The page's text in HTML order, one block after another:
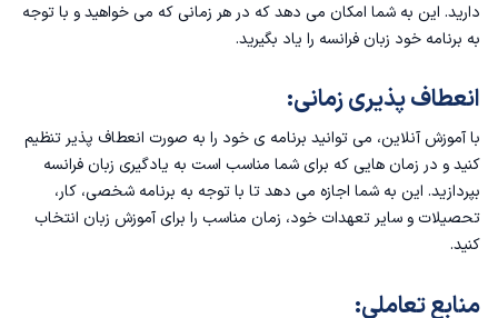
دارید. این به شما امکان می دهد که در هر زمانی که می خواهید و با توجه
به برنامه خود زبان فرانسه را یاد بگیرید.
انعطاف پذیری زمانی:
با آموزش آنلاین، می توانید برنامه ی خود را به صورت انعطاف پذیر تنظیم
کنید و در زمان هایی که برای شما مناسب است به یادگیری زبان فرانسه
بپردازید. این به شما اجازه می دهد تا با توجه به برنامه شخصی، کار،
تحصیلات و سایر تعهدات خود، زمان مناسب را برای آموزش زبان انتخاب
کنید.
منابع تعاملی: